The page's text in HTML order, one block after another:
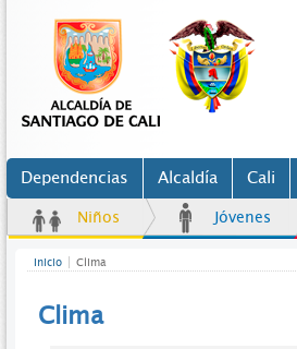
Dependencias Alcaldía Cali
Niños Jóvenes
Inicio Clima
Clima